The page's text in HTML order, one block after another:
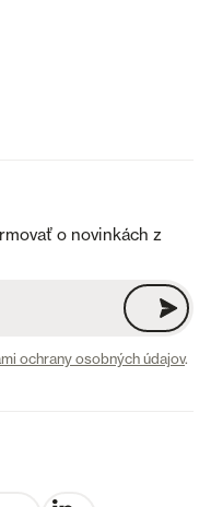
o novinkách z
ochrany osobných údajov.